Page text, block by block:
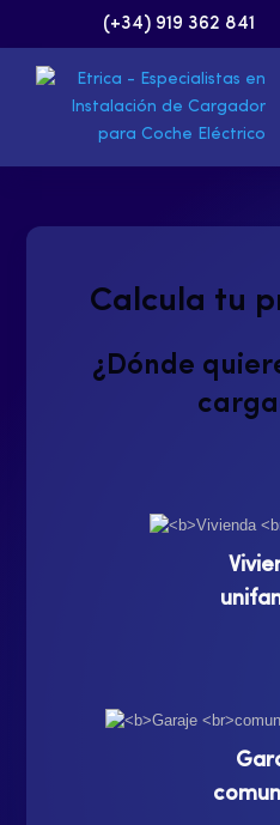
(+34) 919 362 841
Calcula tu
¿Dónde